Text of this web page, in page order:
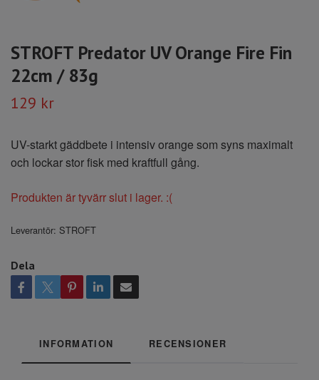
STROFT Predator UV Orange Fire Fin
22cm / 83g
129 kr
UV-starkt gäddbete i intensiv orange som syns maximalt
och lockar stor fisk med kraftfull gång.
Produkten är tyvärr slut i lager. :(
Leverantör: STROFT
Dela
INFORMATION RECENSIONER